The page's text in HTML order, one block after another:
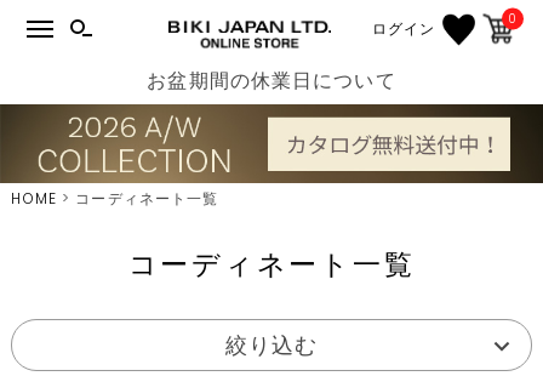
ログイン 0
お盆期間の休業日について
HOME コーディネート一覧
コーディネート一覧
絞り込む